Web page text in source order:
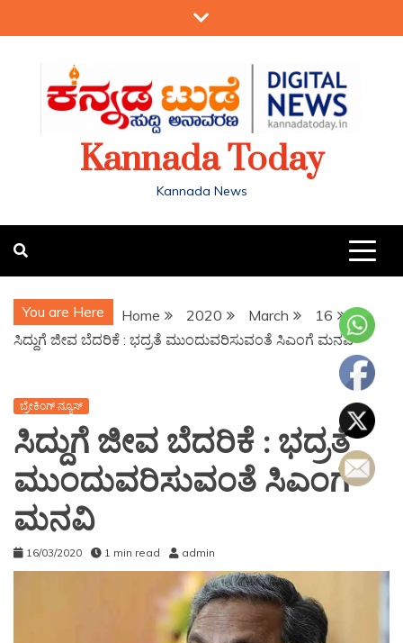
Kannada Today
Kannada News
You are Here Home 2020 March
16
ಸಿದ್ದುಗೆ ಜೀವ ಬೆದರಿಕೆ : ಭದ್ರತೆ ಮುಂದುವರಿಸುವಂತೆ ಸಿಎಂಗೆ ಮನವಿ
ಬ್ರೇಕಿಂಗ್ ನ್ಯೂಸ್
ಸಿದ್ದುಗೆ ಜೀವ ಬೆದರಿಕೆ : ಭದ್ರತೆ
ಮುಂದುವರಿಸುವಂತೆ ಸಿಎಂಗೆ
ಮನವಿ
16/03/2020 1 min read admin